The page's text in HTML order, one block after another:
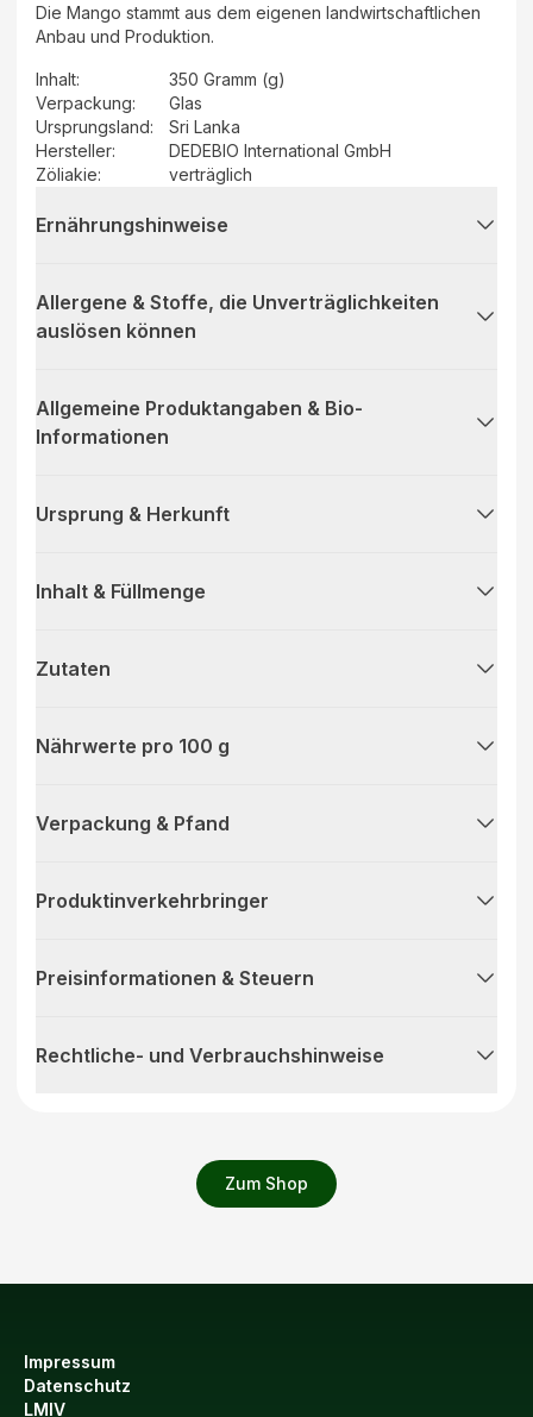
Zum Shop
Die Mango stammt aus dem eigenen landwirtschaftlichen
Anbau und Produktion.
Inhalt:
350 Gramm (g)
Verpackung:
Glas
Ursprungsland:
Sri Lanka
Hersteller:
DEDEBIO International GmbH
Zöliakie:
verträglich
Ernährungshinweise
Allergene & Stoffe, die Unverträglichkeiten
auslösen können
Allgemeine Produktangaben & Bio-
Informationen
Ursprung & Herkunft
Inhalt & Füllmenge
Zutaten
Nährwerte pro 100 g
Verpackung & Pfand
Produktinverkehrbringer
Preisinformationen & Steuern
Rechtliche- und Verbrauchshinweise
Impressum
Datenschutz
LMIV